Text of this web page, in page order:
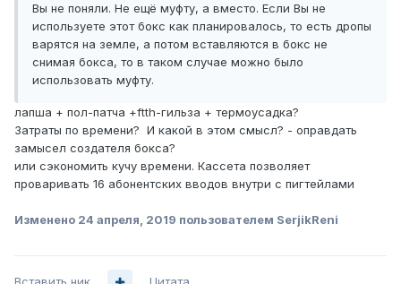
Вы не поняли. Не ещё муфту, а вместо. Если Вы не
используете этот бокс как планировалось, то есть дропы
варятся на земле, а потом вставляются в бокс не
снимая бокса, то в таком случае можно было
использовать муфту.
лапша + пол-патча +ftth-гильза + термоусадка?
Затраты по времени? И какой в этом смысл? - оправдать
замысел создателя бокса?
или сэкономить кучу времени. Кассета позволяет
проваривать 16 абонентских вводов внутри с пигтейлами
Изменено 24 апреля, 2019 пользователем SerjikReni